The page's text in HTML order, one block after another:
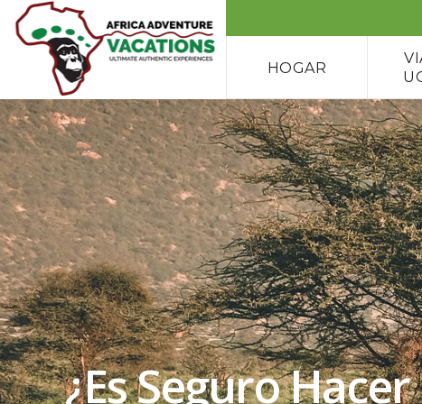
HOGAR
¿Es Seguro